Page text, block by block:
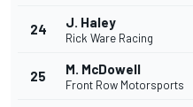
24 J. Haley
Rick Ware Racing
25 M. McDowell
Front Row Motorsports